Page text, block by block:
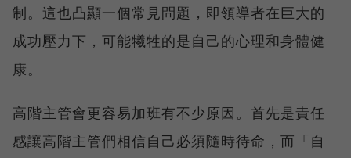
制。這也凸顯一個常見問題，即領導者在巨大的
成功壓力下，可能犧牲的是自己的心理和身體健
康。
高階主管會更容易加班有不少原因。首先是責任
感讓高階主管們相信自己必須隨時待命，而「自